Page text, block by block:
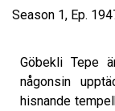
Season 1, Ep.
Göbekli Tepe
någonsin
hisnande